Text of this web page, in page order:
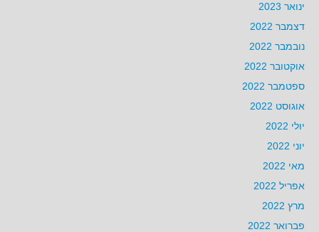
ינואר 2023
דצמבר 2022
נובמבר 2022
אוקטובר 2022
ספטמבר 2022
אוגוסט 2022
יולי 2022
יוני 2022
מאי 2022
אפריל 2022
מרץ 2022
פברואר 2022